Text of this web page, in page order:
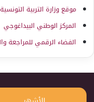
موقع وزارة التربية التونسية
المركز الوطني البيداغوجي
الفضاء الرقمي للمراجعة